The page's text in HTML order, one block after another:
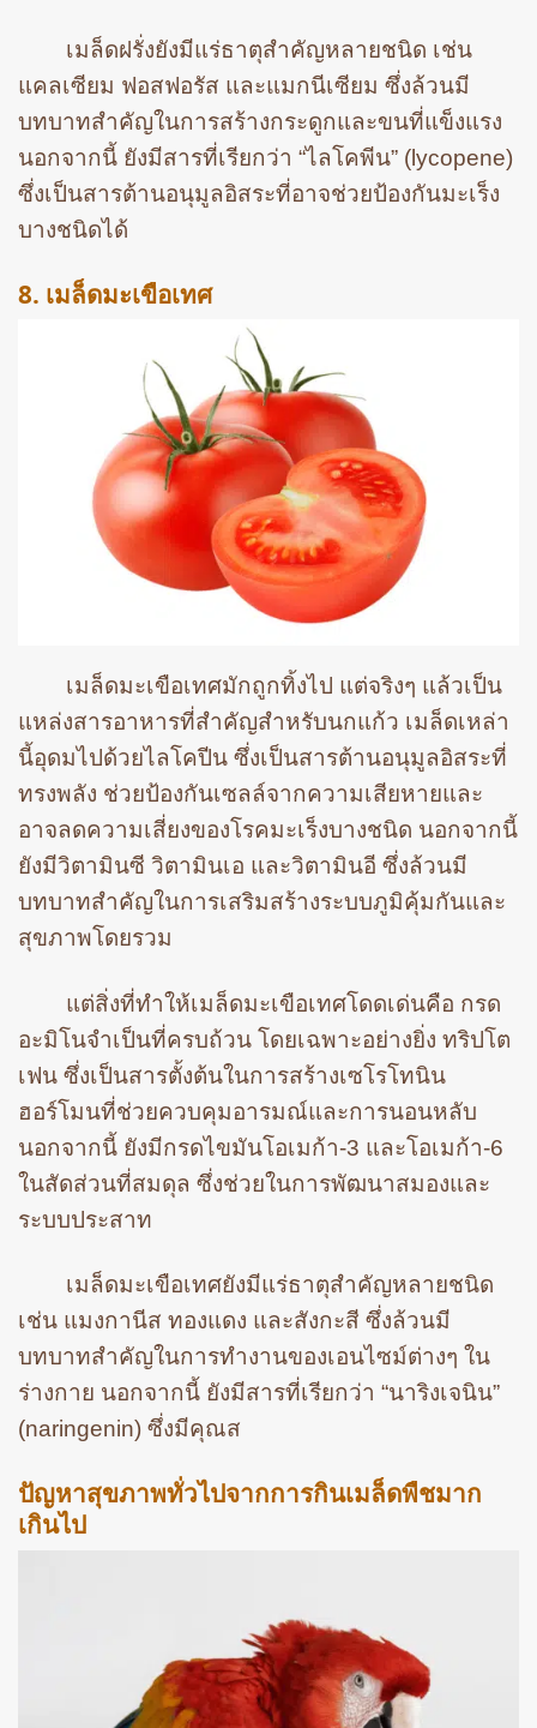
เมล็ดฝรั่งยังมีแร่ธาตุสำคัญหลายชนิด เช่น
แคลเซียม ฟอสฟอรัส และแมกนีเซียม ซึ่งล้วนมี
บทบาทสำคัญในการสร้างกระดูกและขนที่แข็งแรง
นอกจากนี้ ยังมีสารที่เรียกว่า “ไลโคพีน” (lycopene)
ซึ่งเป็นสารต้านอนุมูลอิสระที่อาจช่วยป้องกันมะเร็ง
บางชนิดได้
8. เมล็ดมะเขือเทศ
เมล็ดมะเขือเทศมักถูกทิ้งไป แต่จริงๆ แล้วเป็น
แหล่งสารอาหารที่สำคัญสำหรับนกแก้ว เมล็ดเหล่า
นี้อุดมไปด้วยไลโคปีน ซึ่งเป็นสารต้านอนุมูลอิสระที่
ทรงพลัง ช่วยป้องกันเซลล์จากความเสียหายและ
อาจลดความเสี่ยงของโรคมะเร็งบางชนิด นอกจากนี้
ยังมีวิตามินซี วิตามินเอ และวิตามินอี ซึ่งล้วนมี
บทบาทสำคัญในการเสริมสร้างระบบภูมิคุ้มกันและ
สุขภาพโดยรวม
แต่สิ่งที่ทำให้เมล็ดมะเขือเทศโดดเด่นคือ กรด
อะมิโนจำเป็นที่ครบถ้วน โดยเฉพาะอย่างยิ่ง ทริปโต
เฟน ซึ่งเป็นสารตั้งต้นในการสร้างเซโรโทนิน
ฮอร์โมนที่ช่วยควบคุมอารมณ์และการนอนหลับ
นอกจากนี้ ยังมีกรดไขมันโอเมก้า-3 และโอเมก้า-6
ในสัดส่วนที่สมดุล ซึ่งช่วยในการพัฒนาสมองและ
ระบบประสาท
เมล็ดมะเขือเทศยังมีแร่ธาตุสำคัญหลายชนิด
เช่น แมงกานีส ทองแดง และสังกะสี ซึ่งล้วนมี
บทบาทสำคัญในการทำงานของเอนไซม์ต่างๆ ใน
ร่างกาย นอกจากนี้ ยังมีสารที่เรียกว่า “นาริงเจนิน”
(naringenin) ซึ่งมีคุณส
ปัญหาสุขภาพทั่วไปจากการกินเมล็ดพืชมาก
เกินไป